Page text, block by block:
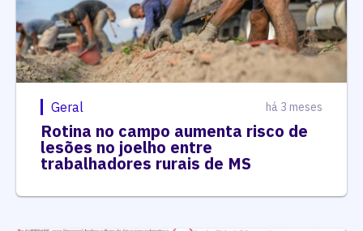
Geral há 3 meses
Rotina no campo aumenta risco de
lesões no joelho entre
trabalhadores rurais de MS